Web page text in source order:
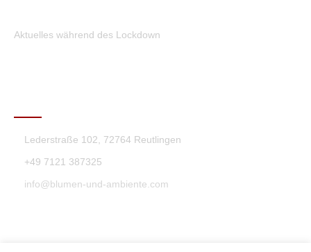
Aktuelles während des Lockdown
Lederstraße 102, 72764 Reutlingen
+49 7121 387325
info@blumen-und-ambiente.com